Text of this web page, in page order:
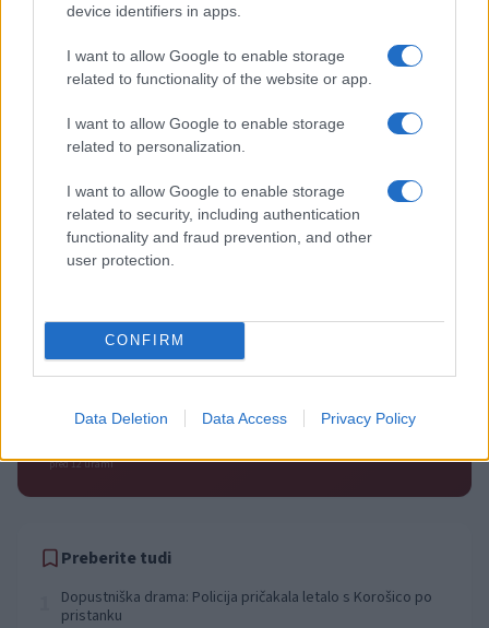
device identifiers in apps.
I want to allow Google to enable storage
related to functionality of the website or app.
I want to allow Google to enable storage
related to personalization.
I want to allow Google to enable storage
related to security, including authentication
functionality and fraud prevention, and other
user protection.
CONFIRM
Data Deletion Data Access Privacy Policy
Predsednica Pirc Musar po
njena sopotnica ostaja v
bolnišnici
nesreči v predoru Kastelec
Izklop elektrike: 426. Nadzorništvo Vuzenica - Območje Sv.
pred 12 urami
Izklop elektrike: 425. Nadzorništvo Vuzenica - Območje
Vuhred
pred 12 urami
pred 12 urami
Izklop elektrike: 424. Nadzorništvo Vuzenica - Območje Orlice
Izklop elektrike: 428. Nadzorništvo Slovenj Gradec - Območje
pred 12 urami
Preberite tudi
Dopustniška drama: Policija pričakala letalo s Korošico po
pristanku